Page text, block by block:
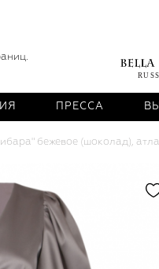
ПРЕССА
бежевое (шоколад),